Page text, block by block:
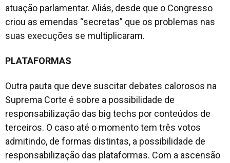
atuação parlamentar. Aliás, desde que o Congresso
criou as emendas “secretas” que os problemas nas
suas execuções se multiplicaram.
PLATAFORMAS
Outra pauta que deve suscitar debates calorosos na
Suprema Corte é sobre a possibilidade de
responsabilização das big techs por conteúdos de
terceiros. O caso até o momento tem três votos
admitindo, de formas distintas, a possibilidade de
responsabilização das plataformas. Com a ascensão